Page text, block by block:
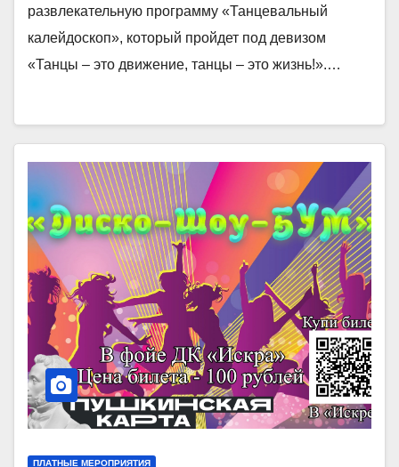
развлекательную программу «Танцевальный
калейдоскоп», который пройдет под девизом
«Танцы – это движение, танцы – это жизнь!».…
ПЛАТНЫЕ МЕРОПРИЯТИЯ